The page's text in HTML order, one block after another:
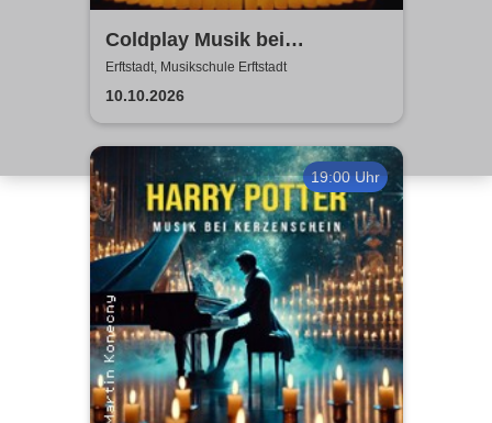
Coldplay Musik bei
Kerzenschein
Erftstadt, Musikschule Erftstadt
10.10.2026
19:00 Uhr